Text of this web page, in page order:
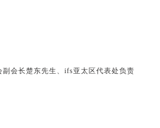
会长楚东先生、ifs亚太区代表处负责